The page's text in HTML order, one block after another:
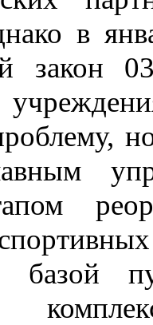
в
базой